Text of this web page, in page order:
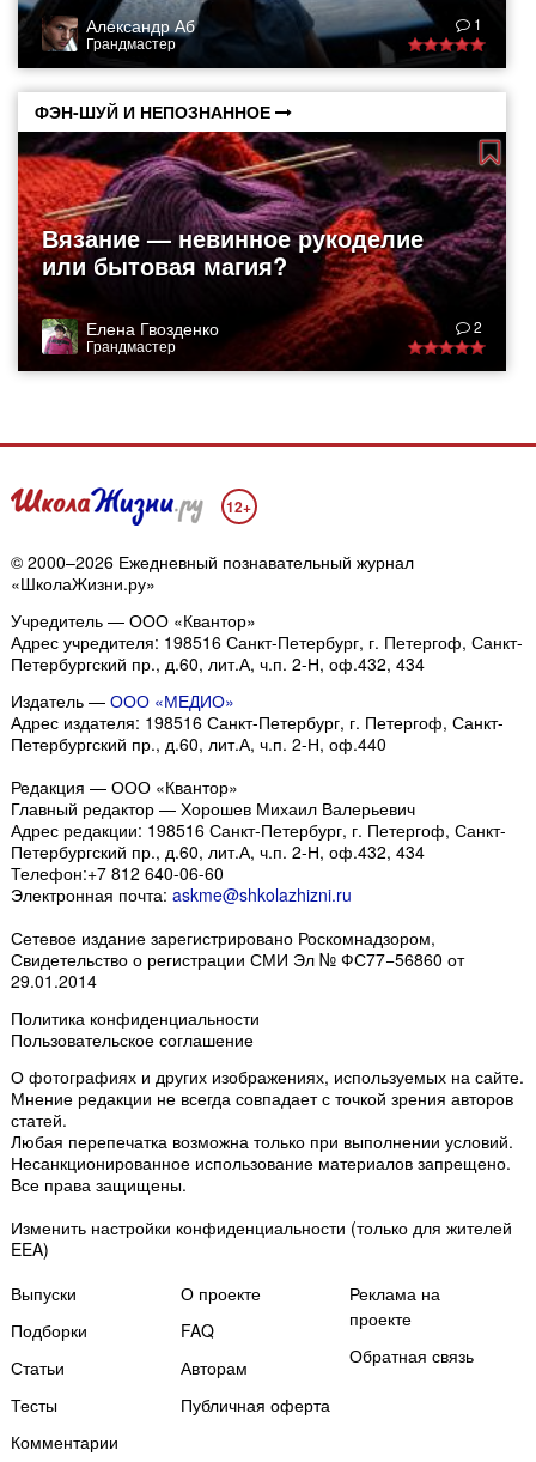
Александр Аб
Грандмастер
1
ФЭН-ШУЙ И НЕПОЗНАННОЕ
Вязание — невинное рукоделие
или бытовая магия?
Елена Гвозденко
Грандмастер
2
12+
© 2000–2026 Ежедневный познавательный журнал
«ШколаЖизни.ру»
Учредитель — ООО «Квантор»
Адрес учредителя: 198516 Санкт-Петербург, г. Петергоф, Санкт-
Петербургский пр., д.60, лит.А, ч.п. 2-Н, оф.432, 434
Издатель — ООО «МЕДИО»
Адрес издателя: 198516 Санкт-Петербург, г. Петергоф, Санкт-
Петербургский пр., д.60, лит.А, ч.п. 2-Н, оф.440
Редакция — ООО «Квантор»
Главный редактор — Хорошев Михаил Валерьевич
Адрес редакции: 198516 Санкт-Петербург, г. Петергоф, Санкт-
Петербургский пр., д.60, лит.А, ч.п. 2-Н, оф.432, 434
Телефон:+7 812 640-06-60
Электронная почта: askme@shkolazhizni.ru
Сетевое издание зарегистрировано Роскомнадзором,
Свидетельство о регистрации СМИ Эл № ФС77−56860 от
29.01.2014
Политика конфиденциальности
Пользовательское соглашение
О фотографиях и других изображениях, используемых на сайте.
Мнение редакции не всегда совпадает с точкой зрения авторов
статей.
Любая перепечатка возможна только при выполнении условий.
Несанкционированное использование материалов запрещено.
Все права защищены.
Изменить настройки конфиденциальности (только для жителей
EEA)
Выпуски
Подборки
Статьи
Тесты
Комментарии
О проекте
FAQ
Авторам
Публичная оферта
Реклама на
проекте
Обратная связь